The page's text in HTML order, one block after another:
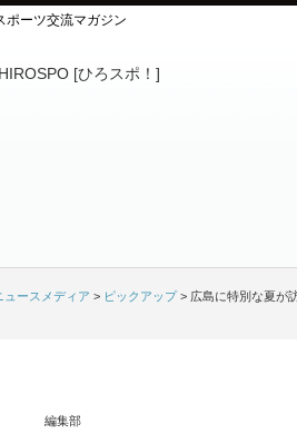
ポーツ交流マガジン
ュースメディア > ピックアップ> 広島に特別な夏が
編集部